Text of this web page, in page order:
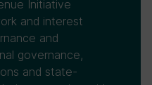
Initiative
and interest
and
governance,
and state-